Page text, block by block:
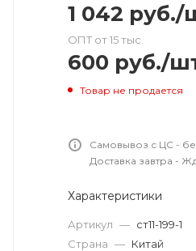
1 042 руб./
ОПТ от 15 тыс.
600 руб./
Товар не продается
Самовывоз с ЦС -
Доставка завтра -
Характеристики
Артикул — ст11-199-1
Страна — Китай